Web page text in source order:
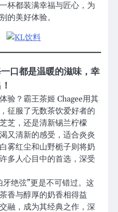
杯都装满幸福与匠心，为
的美好体验。
口都是温暖的滋味，幸
验？霸王茶姬 Chagee用其
征服了无数茶饮爱好者的
芝，还是清新锡兰柠檬
又清新的感受，适合炎炎
雾红尘和山野栀子则将奶
多人心目中的首选，深受
绝弦”更是不可错过。这
香与醇厚的奶香相得益
融，成为其经典之作，深